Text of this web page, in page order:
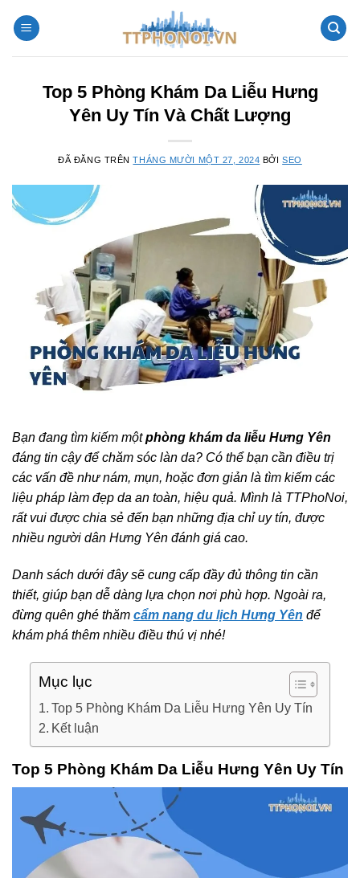
đến
Top 5 Phòng Khám Da Liễu Hưng
Yên Uy Tín Và Chất Lượng
ĐÃ ĐĂNG TRÊNTHÁNG MƯỜI MỘT 27, 2024 BỞISEO
Bạn đang tìm kiếm mộtphòng khám da liễu Hưng Yên
đáng tin cậy để chăm sóc làn da? Có thể bạn cần điều trị
các vấn đề như nám, mụn, hoặc đơn giản là tìm kiếm các
liệu pháp làm đẹp da an toàn, hiệu quả. Mình là TTPhoNoi,
rất vui được chia sẻ đến bạn những địa chỉ uy tín, được
nhiều người dân Hưng Yên đánh giá cao.
Danh sách dưới đây sẽ cung cấp đầy đủ thông tin cần
thiết, giúp bạn dễ dàng lựa chọn nơi phù hợp. Ngoài ra,
đừng quên ghé thăm cẩm nang du lịch Hưng Yên để
khám phá thêm nhiều điều thú vị nhé!
Mục lục
Top 5 Phòng Khám Da Liễu Hưng Yên Uy Tín
Kết luận
Top 5 Phòng Khám Da Liễu Hưng Yên Uy Tín